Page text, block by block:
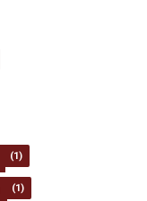
(1)
(1)